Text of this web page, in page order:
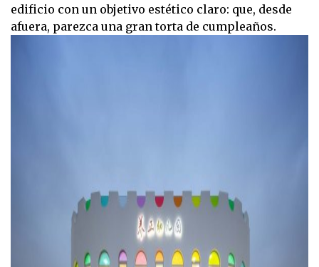
edificio con un objetivo estético claro: que, desde
afuera, parezca una gran torta de cumpleaños.